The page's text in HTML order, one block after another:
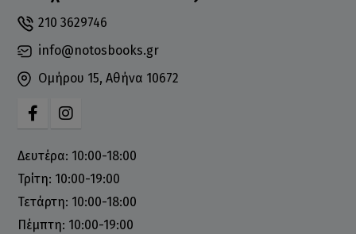
210 3629746
info@notosbooks.gr
Ομήρου 15, Αθήνα 10672
Δευτέρα: 10:00-18:00
Τρίτη: 10:00-19:00
Τετάρτη: 10:00-18:00
Πέμπτη: 10:00-19:00